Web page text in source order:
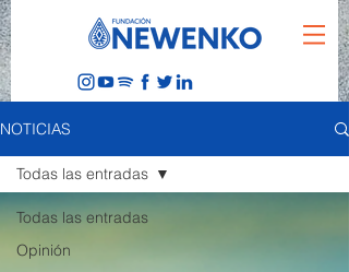
NOTICIAS
Todas las entradas
Opinión
Todas las entradas